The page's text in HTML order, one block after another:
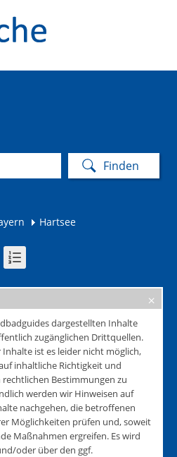
Hartsee
dargestellten Inhalte
zugänglichen Drittquellen.
ist es leider nicht möglich,
inhaltliche Richtigkeit und
Bestimmungen zu
werden wir Hinweisen auf
nachgehen, die betroffenen
Möglichkeiten prüfen und, soweit
Maßnahmen ergreifen. Es wird
oder über den ggf.